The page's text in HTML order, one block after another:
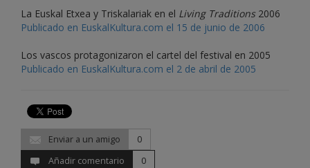
La Euskal Etxea y Triskalariak en el Living Traditions2006
Publicado en EuskalKultura.com el 15 de junio de 2006
Los vascos protagonizaron el cartel del festival en 2005
Publicado en EuskalKultura.com el 2 de abril de 2005
Enviar a un amigo
0
Añadir comentario
0